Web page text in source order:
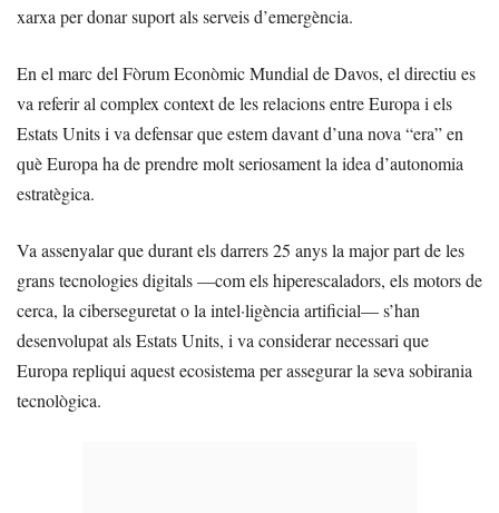
xarxa per donar suport als serveis d’emergència.
En el marc del Fòrum Econòmic Mundial de Davos, el directiu es
va referir al complex context de les relacions entre Europa i els
Estats Units i va defensar que estem davant d’una nova “era” en
què Europa ha de prendre molt seriosament la idea d’autonomia
estratègica.
Va assenyalar que durant els darrers 25 anys la major part de les
grans tecnologies digitals —com els hiperescaladors, els motors de
cerca, la ciberseguretat o la intel·ligència artificial— s’han
desenvolupat als Estats Units, i va considerar necessari que
Europa repliqui aquest ecosistema per assegurar la seva sobirania
tecnològica.